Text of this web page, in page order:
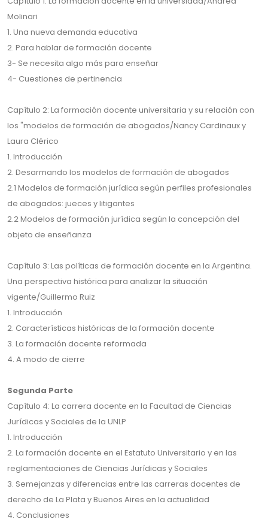
Molinari
1. Una nueva demanda educativa
2. Para hablar de formación docente
3- Se necesita algo más para enseñar
4- Cuestiones de pertinencia
Capítulo 2: La formación docente universitaria y su relación con
los "modelos de formación de abogados/Nancy Cardinaux y
Laura Clérico
1. Introducción
2. Desarmando los modelos de formación de abogados
2.1 Modelos de formación jurídica según perfiles profesionales
de abogados: jueces y litigantes
2.2 Modelos de formación jurídica según la concepción del
objeto de enseñanza
Capítulo 3: Las políticas de formación docente en la Argentina.
Una perspectiva histórica para analizar la situación
vigente/Guillermo Ruiz
1. Introducción
2. Características históricas de la formación docente
3. La formación docente reformada
4. A modo de cierre
Segunda Parte
Capítulo 4: La carrera docente en la Facultad de Ciencias
Jurídicas y Sociales de la UNLP
1. Introducción
2. La formación docente en el Estatuto Universitario y en las
reglamentaciones de Ciencias Jurídicas y Sociales
3. Semejanzas y diferencias entre las carreras docentes de
derecho de La Plata y Buenos Aires en la actualidad
4. Conclusiones